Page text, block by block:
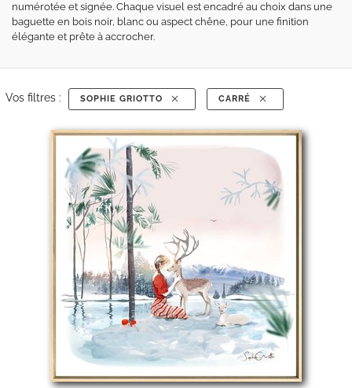
numérotée et signée. Chaque visuel est encadré au choix dans une
baguette en bois noir, blanc ou aspect chêne, pour une finition
élégante et prête à accrocher.
Vos filtres : SOPHIE GRIOTTO CARRÉ